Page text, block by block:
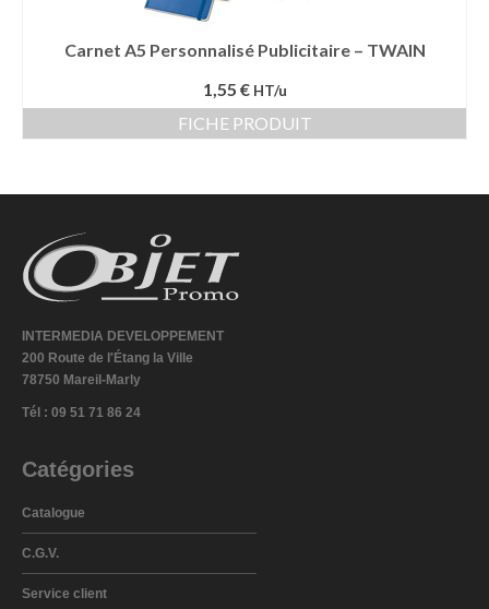
Carnet A5 Personnalisé Publicitaire – TWAIN
1,55 € HT/u
FICHE PRODUIT
INTERMEDIA DEVELOPPEMENT
200 Route de l'Étang la Ville
78750 Mareil-Marly
Tél : 09 51 71 86 24
Catégories
Catalogue
C.G.V.
Service client